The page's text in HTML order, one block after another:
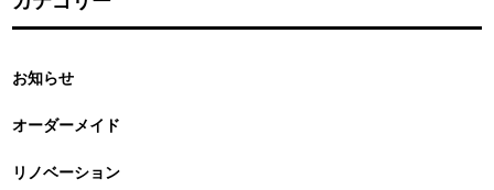
お知らせ
オーダーメイド
リノベーション